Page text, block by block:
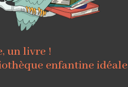
un livre !
enfantine idéale